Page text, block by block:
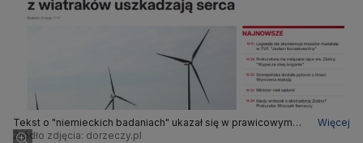
Tekst o "niemieckich badaniach" ukazał się w prawicowym
serwisie 6 maja 2026 roku
Więcej
Źródło zdjęcia: dorzeczy.pl